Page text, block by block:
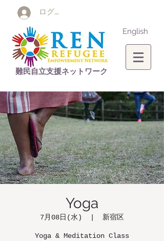
ログイン
English
難民自立支援ネットワーク
Yoga
7月08日(水) 新宿区
Yoga & Meditation Class